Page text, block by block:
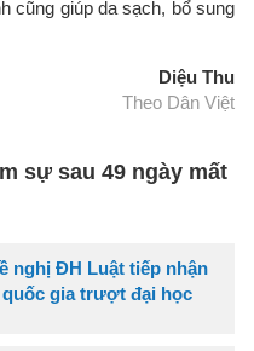
cũng giúp da sạch, bổ sung
Diệu Thu
Theo Dân Việt
sự sau 49 ngày mất
nghị ĐH Luật tiếp nhận
gia trượt đại học